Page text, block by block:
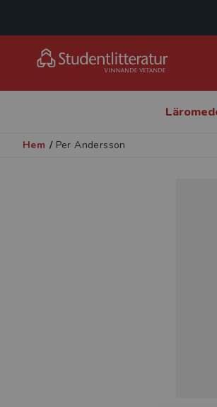
Hem / Per Andersson